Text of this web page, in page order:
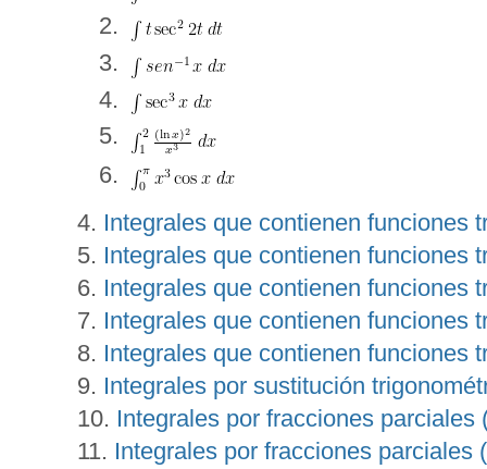
Integrales que contienen funciones
Integrales que contienen funciones
Integrales que contienen funciones
Integrales que contienen funciones
Integrales que contienen funciones
Integrales por sustitución
Integrales por fracciones parciales
Integrales por fracciones parciales